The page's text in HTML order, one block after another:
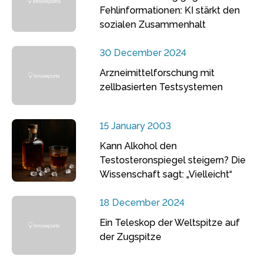
Fehlinformationen: KI stärkt den
sozialen Zusammenhalt
30 December 2024
Arzneimittelforschung mit
zellbasierten Testsystemen
15 January 2003
Kann Alkohol den
Testosteronspiegel steigern? Die
Wissenschaft sagt: „Vielleicht“
18 December 2024
Ein Teleskop der Weltspitze auf
der Zugspitze